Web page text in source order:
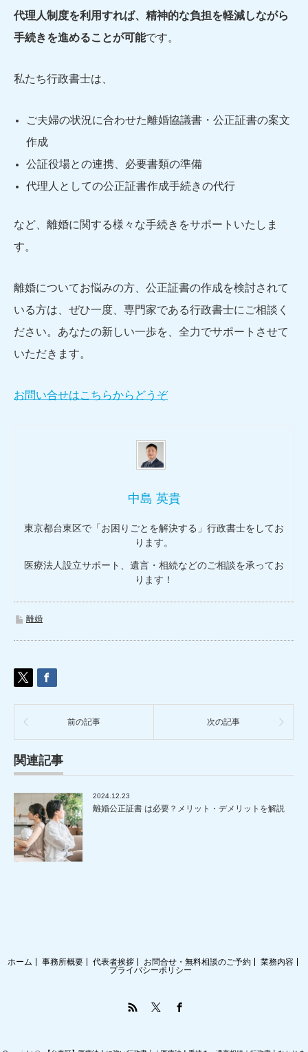
代理人制度を利用すれば、精神的な負担を軽減しながら
手続きを進めることが可能です。
私たち行政書士は、
ご夫婦の状況に合わせた離婚協議書・公正証書の案文
作成
公証役場との連携、必要書類の準備
代理人としての公正証書作成手続きの代行
など、離婚に関する様々な手続きをサポートいたしま
す。
離婚についてお悩みの方、公正証書の作成を検討されて
いる方は、ぜひ一度、専門家である行政書士にご相談く
ださい。あなたの新しい一歩を、全力でサポートさせて
いただきます。
お問い合せはこちらからどうぞ
中島 英貴
東京都台東区で「お困りごとを解決する」行政書士をしてお
ります。
医療法人設立サポート、遺言・相続などのご相談を承ってお
ります！
離婚
前の記事 次の記事
関連記事
2024.12.23
離婚公正証書 は必要？メリット・デメリットを解説
ホーム 事務所概要 代表者挨拶 お問合せ・無料相談のご予約
業務内容
プライバシーポリシー
Facebook